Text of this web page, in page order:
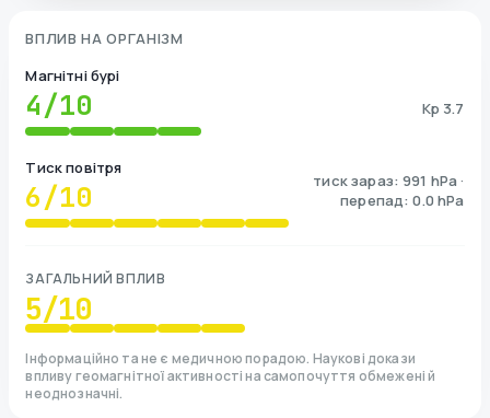
ВПЛИВ НА ОРГАНІЗМ
Магнітні бурі
4/10 Kp 3.7
Тиск повітря
6/10
тиск зараз: 991 hPa ·
перепад: 0.0 hPa
ЗАГАЛЬНИЙ ВПЛИВ
5/10
Інформаційно та не є медичною порадою. Наукові докази
впливу геомагнітної активності на самопочуття обмежені й
неоднозначні.